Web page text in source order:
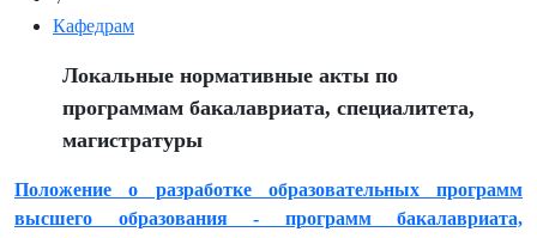
Кафедрам
Локальные нормативные акты по
программам бакалавриата, специалитета,
магистратуры
Положение о разработке образовательных программ
высшего образования - программ бакалавриата,